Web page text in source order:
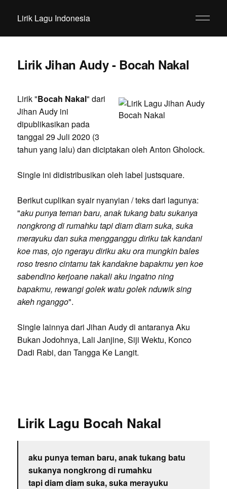
Lirik Lagu Indonesia
Lirik Jihan Audy - Bocah Nakal
Lirik "Bocah Nakal" dari
Jihan Audy ini
dipublikasikan pada
tanggal 29 Juli 2020 (3
tahun yang lalu) dan diciptakan oleh Anton Gholock.
Single ini didistribusikan oleh label justsquare.
Berikut cuplikan syair nyanyian / teks dari lagunya:
"aku punya teman baru, anak tukang batu sukanya
nongkrong di rumahku tapi diam diam suka, suka
merayuku dan suka mengganggu diriku tak kandani
koe mas, ojo ngerayu diriku aku ora mungkin bales
roso tresno cintamu tak kandakne bapakmu yen koe
sabendino kerjoane nakali aku ingatno ning
bapakmu, rewangi golek watu golek nduwik sing
akeh nganggo".
Single lainnya dari Jihan Audy di antaranya Aku
Bukan Jodohnya, Lali Janjine, Siji Wektu, Konco
Dadi Rabi, dan Tangga Ke Langit.
Lirik Lagu Bocah Nakal
aku punya teman baru, anak tukang batu
sukanya nongkrong di rumahku
tapi diam diam suka, suka merayuku